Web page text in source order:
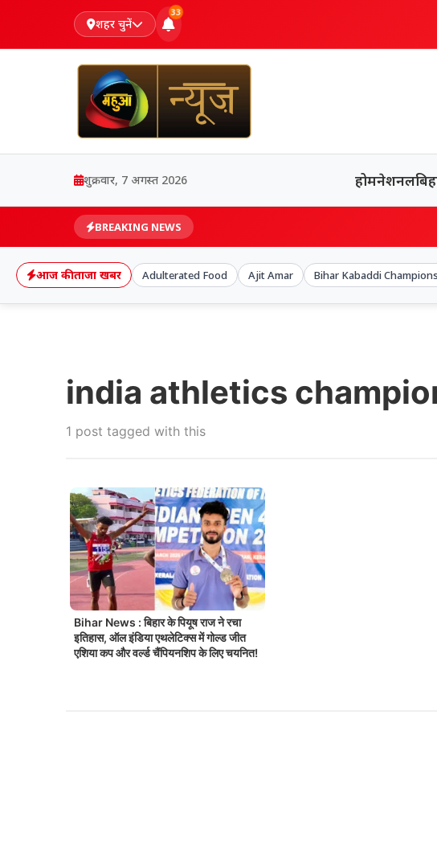
शहर चुनें
33
शुक्रवार, 7 अगस्त 2026 होमनेशनल
BREAKING NEWS
आज की ताजा खबर Adulterated Food Ajit Amar Bihar Kabaddi
india athletics
1 post tagged with this
Bihar News : बिहार के पियूष राज ने रचा
इतिहास, ऑल इंडिया एथलेटिक्स में गोल्ड जीत
एशिया कप और वर्ल्ड चैंपियनशिप के लिए चयनित!